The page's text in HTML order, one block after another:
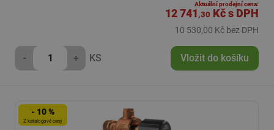
Aktuální prodejní cena:
12 741 ,30 Kčs DPH
10 530,00 Kč bez DPH
- + KS Vložit do košíku
- 10 %
Z katalogové ceny